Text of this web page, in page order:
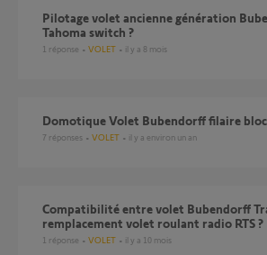
Pilotage volet ancienne génération Bubendorff avec
Tahoma switch ?
1 réponse VOLET il y a 8 mois
Domotique Volet Bubendorff filaire bloc
7 réponses VOLET il y a environ un an
compatibilité entre volet Bubendorff Tradi ID et Kit de
remplacement volet roulant radio RTS ?
1 réponse VOLET il y a 10 mois